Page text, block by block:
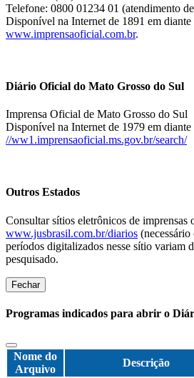
Telefone: 0800 01234 01 (atendimento de
Disponível na Internet de 1891 em diante
www.imprensaoficial.com.br.
Diário Oficial do Mato Grosso do Sul
Imprensa Oficial de Mato Grosso do Sul
Disponível na Internet de 1979 em diante
//ww1.imprensaoficial.ms.gov.br/search/
Outros Estados
Consultar sítios eletrônicos de imprensas
www.jusbrasil.com.br/diarios
períodos digitalizados nesse sítio variam
pesquisado.
Fechar
Programas indicados para abrir o
Nome do
Arquivo
Descrição